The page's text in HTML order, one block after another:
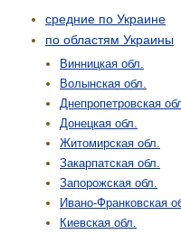
средние по Украине
по областям Украины
Винницкая обл.
Волынская обл.
Днепропетровская
Донецкая обл.
Житомирская обл.
Закарпатская обл.
Запорожская обл.
Ивано-Франковская
Киевская обл.